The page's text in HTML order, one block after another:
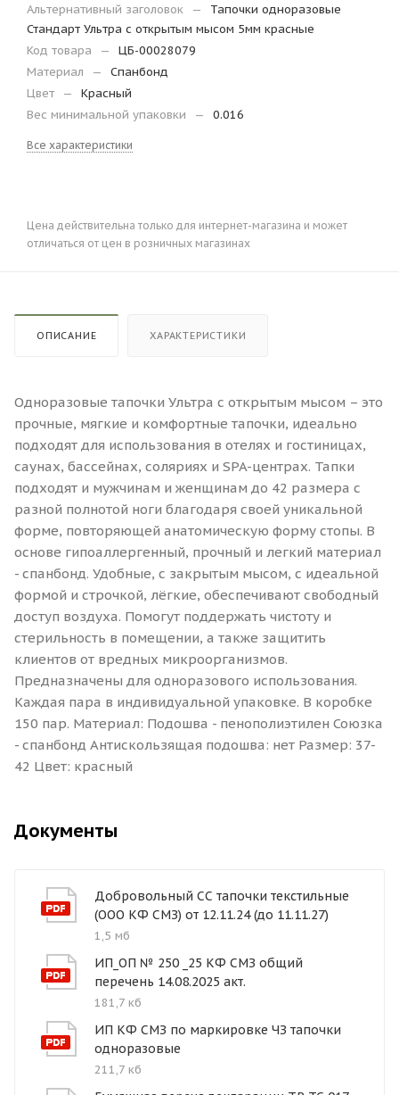
Альтернативный заголовок —
Тапочки одноразовые
Стандарт Ультра с открытым мысом 5мм красные
Код товара
—
ЦБ-00028079
Материал
—
Спанбонд
Цвет
—
Красный
Вес минимальной упаковки
— 0.016
Все характеристики
Цена действительна только для интернет-магазина и может
отличаться от цен в розничных магазинах
ОПИСАНИЕ ХАРАКТЕРИСТИКИ
Одноразовые тапочки Ультра с открытым мысом – это
прочные, мягкие и комфортные тапочки, идеально
подходят для использования в отелях и гостиницах,
саунах, бассейнах, соляриях и SPA-центрах. Тапки
подходят и мужчинам и женщинам до 42 размера с
разной полнотой ноги благодаря своей уникальной
форме, повторяющей анатомическую форму стопы. В
основе гипоаллергенный, прочный и легкий материал
- спанбонд. Удобные, с закрытым мысом, с идеальной
формой и строчкой, лёгкие, обеспечивают свободный
доступ воздуха. Помогут поддержать чистоту и
стерильность в помещении, а также защитить
клиентов от вредных микроорганизмов.
Предназначены для одноразового использования.
Каждая пара в индивидуальной упаковке. В коробке
150 пар. Материал: Подошва - пенополиэтилен Союзка
- спанбонд Антискользящая подошва: нет Размер: 37-
42 Цвет: красный
Документы
Добровольный СС тапочки текстильные
(ООО КФ СМЗ) от 12.11.24 (до 11.11.27)
1,5 мб
ИП_ОП № 250 _25 КФ СМЗ общий
перечень 14.08.2025 акт.
181,7 кб
ИП КФ СМЗ по маркировке ЧЗ тапочки
одноразовые
211,7 кб